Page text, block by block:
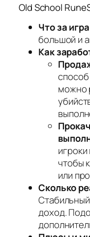
Old School
Что за
большой и
Как
можно
игроки
чтобы
или
Сколько
доход.